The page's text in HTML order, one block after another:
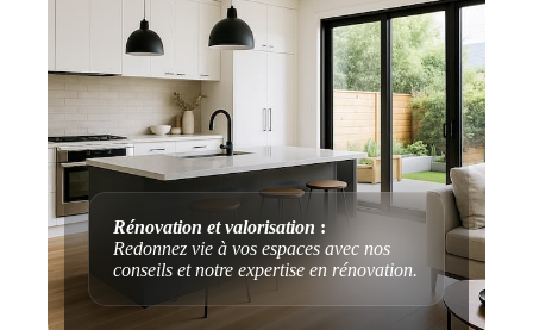
Rénovation et valorisation :
Redonnez vie à vos espaces avec nos
conseils et notre expertise en rénovation.